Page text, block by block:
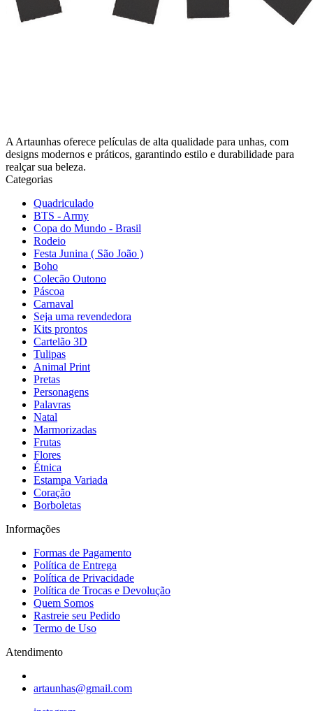
A Artaunhas oferece películas de alta qualidade para unhas, com
designs modernos e práticos, garantindo estilo e durabilidade para
realçar sua beleza.
Categorias
Quadriculado
BTS - Army
Copa do Mundo - Brasil
Rodeio
Festa Junina ( São João )
Boho
Colecão Outono
Páscoa
Carnaval
Seja uma revendedora
Kits prontos
Cartelão 3D
Tulipas
Animal Print
Pretas
Personagens
Palavras
Natal
Marmorizadas
Frutas
Flores
Étnica
Estampa Variada
Coração
Borboletas
Informações
Formas de Pagamento
Política de Entrega
Política de Privacidade
Política de Trocas e Devolução
Quem Somos
Rastreie seu Pedido
Termo de Uso
Atendimento
artaunhas@gmail.com